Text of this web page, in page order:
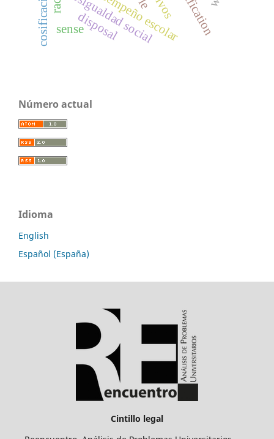
desempeño escolar
desigualdad social
disposal reification
sense
Número actual
Idioma
English
Español (España)
Cintillo legal